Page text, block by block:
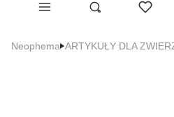
Menu Otwórz
Szukaj Ulubione
Neophema ARTYKUŁY DLA